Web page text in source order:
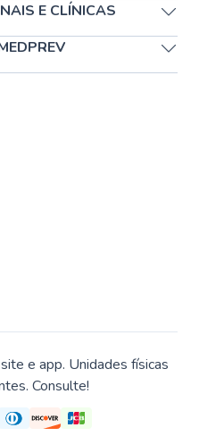
E CLÍNICAS
e app. Unidades físicas
Consulte!